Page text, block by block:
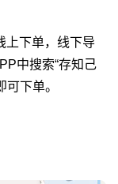
上下单，线下导
中搜索“存知己
可下单。